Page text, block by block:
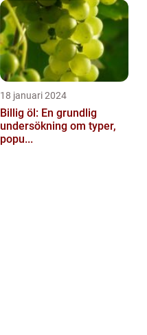
18 januari 2024
Billig öl: En grundlig
undersökning om typer,
popu...